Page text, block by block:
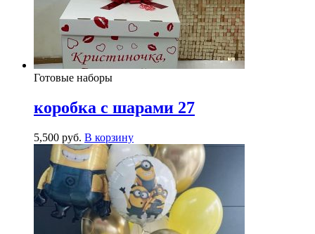
Готовые наборы
коробка с шарами 27
5,500 руб. В корзину